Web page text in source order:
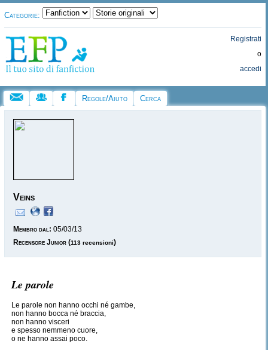
Categorie:
Registrati
o
accedi
Regole/Aiuto Cerca
Veins
Membro dal: 05/03/13
Recensore Junior (113 recensioni)
Le parole
Le parole non hanno occhi né gambe,
non hanno bocca né braccia,
non hanno visceri
e spesso nemmeno cuore,
o ne hanno assai poco.